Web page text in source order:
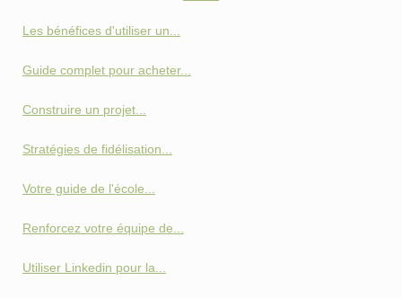
Les bénéfices d'utiliser un...
Guide complet pour acheter...
Construire un projet...
Stratégies de fidélisation...
Votre guide de l'école...
Renforcez votre équipe de...
Utiliser Linkedin pour la...